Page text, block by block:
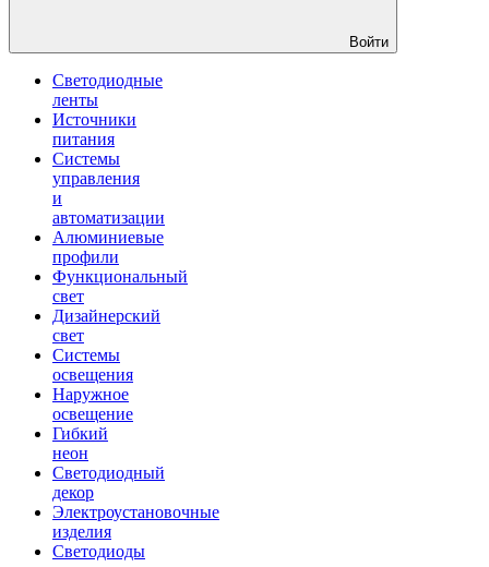
Войти
Светодиодные
ленты
Источники
питания
Системы
управления
и
автоматизации
Алюминиевые
профили
Функциональный
свет
Дизайнерский
свет
Системы
освещения
Наружное
освещение
Гибкий
неон
Светодиодный
декор
Электроустановочные
изделия
Светодиоды